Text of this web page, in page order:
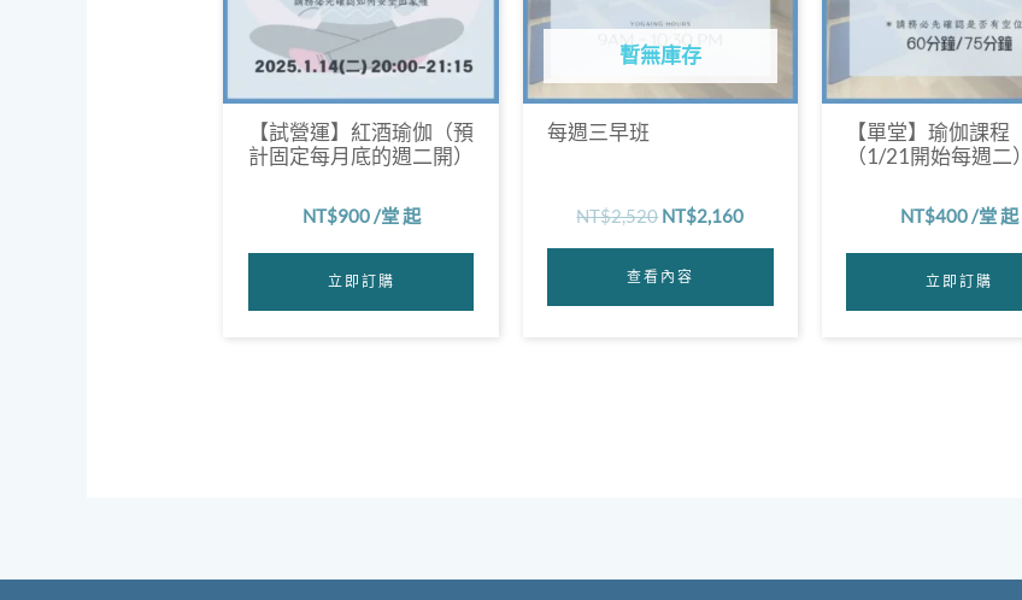
【試營運】紅酒瑜伽（預
計固定每月底的週二開）
NT$900/堂 起
立即訂購
暫無庫存
每週三早班
NT$2,520 NT$2,160
查看內容
【單堂】瑜伽課程
（1/21開始每週二）
NT$400/堂 起
立即訂購